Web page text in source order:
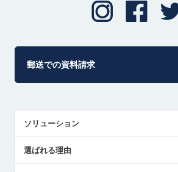
郵送での資料請求
ソリューション
解決策提案
選ばれる理由